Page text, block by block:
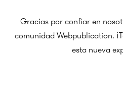
Gracias por confiar en
comunidad Webpublication.
esta nueva